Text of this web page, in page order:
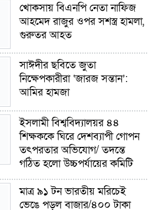
খোকসায় বিএনপি নেতা নাফিজ
আহমেদ রাজুর ওপর সশস্ত্র হামলা,
গুরুতর আহত
সাঈদীর ছবিতে জুতা
নিক্ষেপকারীরা ‘জারজ সন্তান’:
আমির হামজা
ইসলামী বিশ্ববিদ্যালয়র ৪৪
শিক্ষককে ঘিরে দেশব্যাপী গোপন
তৎপরতার অভিযোগ/ তদন্তে
গঠিত হলো উচ্চপর্যায়ের কমিটি
মাত্র ৯১ টন ভারতীয় মরিচেই
ভেঙে পড়ল বাজার/৪০০ টাকা